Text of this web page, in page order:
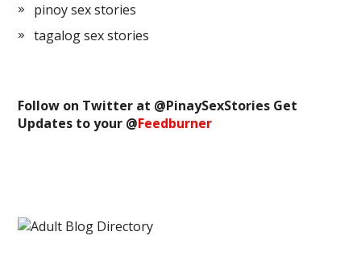
pinoy sex stories
tagalog sex stories
Follow on Twitter at @PinaySexStories Get
Updates to your @Feedburner